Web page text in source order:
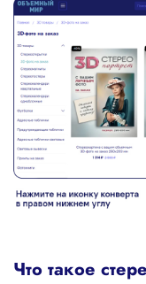
Что такое